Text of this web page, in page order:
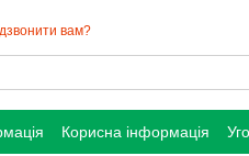
вам?
Корисна інформація